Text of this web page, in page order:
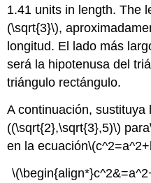
1.41 units in length. The
(\sqrt{3}\),
longitud. El lado más
será la hipotenusa del
triángulo rectángulo.
A continuación, sustituya
((\sqrt{2},\sqrt{3},5)\) para
en la ecuación